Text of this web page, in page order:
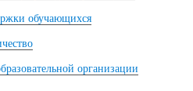
обучающихся
организации